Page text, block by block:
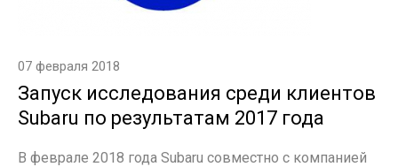
07 февраля 2018
Запуск исследования среди клиентов
Subaru по результатам 2017 года
В феврале 2018 года Subaru совместно с компанией